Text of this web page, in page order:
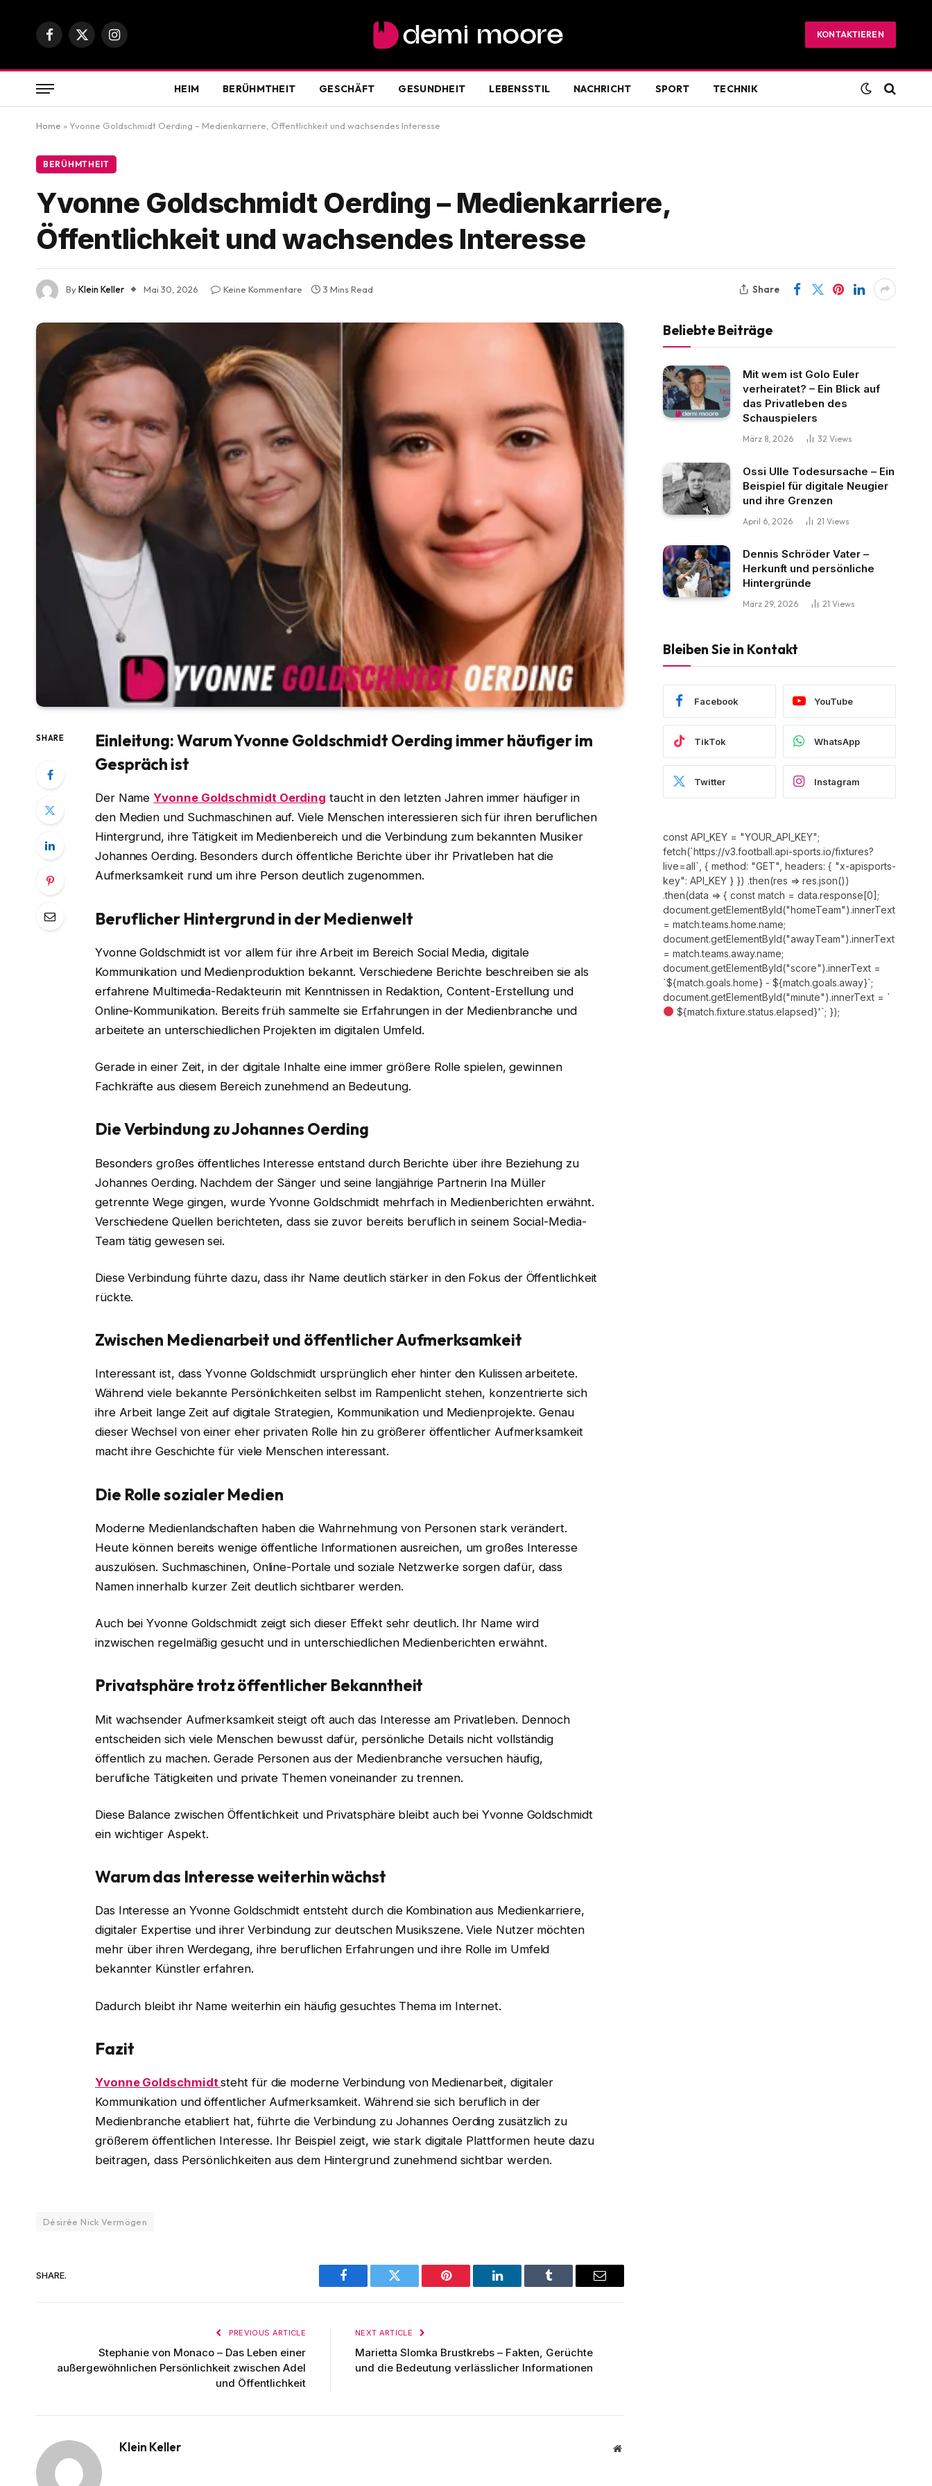
Facebook
X
Instagram
KONTAKTIEREN
HEIM BERÜHMTHEIT GESCHÄFT GESUNDHEIT LEBENSSTIL NACHRICHT SPORT TECHNIK
Home » Yvonne Goldschmidt Oerding – Medienkarriere, Öffentlichkeit und wachsendes Interesse
BERÜHMTHEIT
Yvonne Goldschmidt Oerding – Medienkarriere,
Öffentlichkeit und wachsendes Interesse
ByKlein Keller Mai 30, 2026 Keine Kommentare 3 Mins Read Share
SHARE
Einleitung: Warum Yvonne Goldschmidt Oerding immer häufiger im
Gespräch ist
Der NameYvonne Goldschmidt Oerding taucht in den letzten Jahren immer häufiger in
den Medien und Suchmaschinen auf. Viele Menschen interessieren sich für ihren beruflichen
Hintergrund, ihre Tätigkeit im Medienbereich und die Verbindung zum bekannten Musiker
Johannes Oerding. Besonders durch öffentliche Berichte über ihr Privatleben hat die
Aufmerksamkeit rund um ihre Person deutlich zugenommen.
Beruflicher Hintergrund in der Medienwelt
Yvonne Goldschmidt ist vor allem für ihre Arbeit im Bereich Social Media, digitale
Kommunikation und Medienproduktion bekannt. Verschiedene Berichte beschreiben sie als
erfahrene Multimedia-Redakteurin mit Kenntnissen in Redaktion, Content-Erstellung und
Online-Kommunikation. Bereits früh sammelte sie Erfahrungen in der Medienbranche und
arbeitete an unterschiedlichen Projekten im digitalen Umfeld.
Gerade in einer Zeit, in der digitale Inhalte eine immer größere Rolle spielen, gewinnen
Fachkräfte aus diesem Bereich zunehmend an Bedeutung.
Die Verbindung zu Johannes Oerding
Besonders großes öffentliches Interesse entstand durch Berichte über ihre Beziehung zu
Johannes Oerding. Nachdem der Sänger und seine langjährige Partnerin Ina Müller
getrennte Wege gingen, wurde Yvonne Goldschmidt mehrfach in Medienberichten erwähnt.
Verschiedene Quellen berichteten, dass sie zuvor bereits beruflich in seinem Social-Media-
Team tätig gewesen sei.
Diese Verbindung führte dazu, dass ihr Name deutlich stärker in den Fokus der Öffentlichkeit
rückte.
Zwischen Medienarbeit und öffentlicher Aufmerksamkeit
Interessant ist, dass Yvonne Goldschmidt ursprünglich eher hinter den Kulissen arbeitete.
Während viele bekannte Persönlichkeiten selbst im Rampenlicht stehen, konzentrierte sich
ihre Arbeit lange Zeit auf digitale Strategien, Kommunikation und Medienprojekte. Genau
dieser Wechsel von einer eher privaten Rolle hin zu größerer öffentlicher Aufmerksamkeit
macht ihre Geschichte für viele Menschen interessant.
Die Rolle sozialer Medien
Moderne Medienlandschaften haben die Wahrnehmung von Personen stark verändert.
Heute können bereits wenige öffentliche Informationen ausreichen, um großes Interesse
auszulösen. Suchmaschinen, Online-Portale und soziale Netzwerke sorgen dafür, dass
Namen innerhalb kurzer Zeit deutlich sichtbarer werden.
Auch bei Yvonne Goldschmidt zeigt sich dieser Effekt sehr deutlich. Ihr Name wird
inzwischen regelmäßig gesucht und in unterschiedlichen Medienberichten erwähnt.
Privatsphäre trotz öffentlicher Bekanntheit
Mit wachsender Aufmerksamkeit steigt oft auch das Interesse am Privatleben. Dennoch
entscheiden sich viele Menschen bewusst dafür, persönliche Details nicht vollständig
öffentlich zu machen. Gerade Personen aus der Medienbranche versuchen häufig,
berufliche Tätigkeiten und private Themen voneinander zu trennen.
Diese Balance zwischen Öffentlichkeit und Privatsphäre bleibt auch bei Yvonne Goldschmidt
ein wichtiger Aspekt.
Warum das Interesse weiterhin wächst
Das Interesse an Yvonne Goldschmidt entsteht durch die Kombination aus Medienkarriere,
digitaler Expertise und ihrer Verbindung zur deutschen Musikszene. Viele Nutzer möchten
mehr über ihren Werdegang, ihre beruflichen Erfahrungen und ihre Rolle im Umfeld
bekannter Künstler erfahren.
Dadurch bleibt ihr Name weiterhin ein häufig gesuchtes Thema im Internet.
Fazit
Yvonne Goldschmidtsteht für die moderne Verbindung von Medienarbeit, digitaler
Kommunikation und öffentlicher Aufmerksamkeit. Während sie sich beruflich in der
Medienbranche etabliert hat, führte die Verbindung zu Johannes Oerding zusätzlich zu
größerem öffentlichen Interesse. Ihr Beispiel zeigt, wie stark digitale Plattformen heute dazu
beitragen, dass Persönlichkeiten aus dem Hintergrund zunehmend sichtbar werden.
Désirée Nick Vermögen
SHARE.
Facebook Twitter Pinterest LinkedIn Tumblr Email
PREVIOUS ARTICLE
Stephanie von Monaco – Das Leben einer
außergewöhnlichen Persönlichkeit zwischen Adel
und Öffentlichkeit
NEXT ARTICLE
Marietta Slomka Brustkrebs – Fakten, Gerüchte
und die Bedeutung verlässlicher Informationen
Klein Keller Website
Beliebte Beiträge
Mit wem ist Golo Euler
verheiratet? – Ein Blick auf
das Privatleben des
Schauspielers
März 8, 2026 32 Views
Ossi Ulle Todesursache – Ein
Beispiel für digitale Neugier
und ihre Grenzen
April 6, 2026 21 Views
Dennis Schröder Vater –
Herkunft und persönliche
Hintergründe
März 29, 2026 21 Views
Bleiben Sie in Kontakt
Facebook YouTube
TikTok WhatsApp
Twitter Instagram
const API_KEY = "YOUR_API_KEY";
fetch(`https://v3.football.api-sports.io/fixtures?
live=all`, { method: "GET", headers: { "x-apisports-
key": API_KEY } }) .then(res => res.json())
.then(data => { const match = data.response[0];
document.getElementById("homeTeam").innerText
= match.teams.home.name;
document.getElementById("awayTeam").innerText
= match.teams.away.name;
document.getElementById("score").innerText =
`${match.goals.home} - ${match.goals.away}`;
document.getElementById("minute").innerText = `
${match.fixture.status.elapsed}'`; });